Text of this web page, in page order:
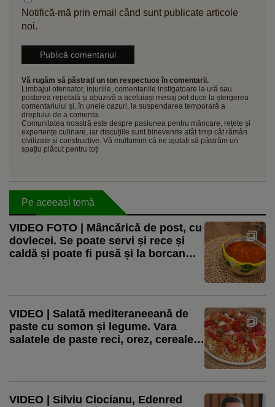
Notifică-mă prin email când sunt publicate articole
noi.
Vă rugăm să păstrați un ton respectuos în comentarii.
Limbajul ofensator, injuriile, comentariile instigatoare la ură sau
postarea repetată și abuzivă a aceluiași mesaj pot duce la ștergerea
comentariului și, în unele cazuri, la suspendarea temporară a
dreptului de a comenta.
Comunitatea noastră este despre pasiunea pentru mâncare, rețete și
experiențe culinare, iar discuțiile sunt binevenite atât timp cât rămân
civilizate și constructive. Vă mulțumim că ne ajutați să păstrăm un
spațiu plăcut pentru toți
Pe aceeași temă
VIDEO FOTO | Mâncărică de post, cu
dovlecei. Se poate servi și rece și
caldă și poate fi pusă și la borcan
VIDEO | Salată mediteraneeană de
paste cu somon și legume. Vara
salatele de paste reci, orez, cereale
VIDEO | Silviu Ciocianu, Edenred